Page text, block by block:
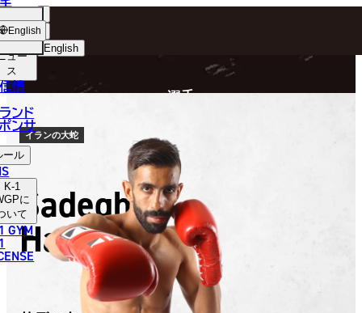
English
中文（简体）
中文（繁體）
ไทย
العربية
ョッ
プ
ュー
ス
情
ンド
ンサ
ール
K-1
に
いて
GYM
English
選手
イランの大蛇
Sadegh
Hashemi